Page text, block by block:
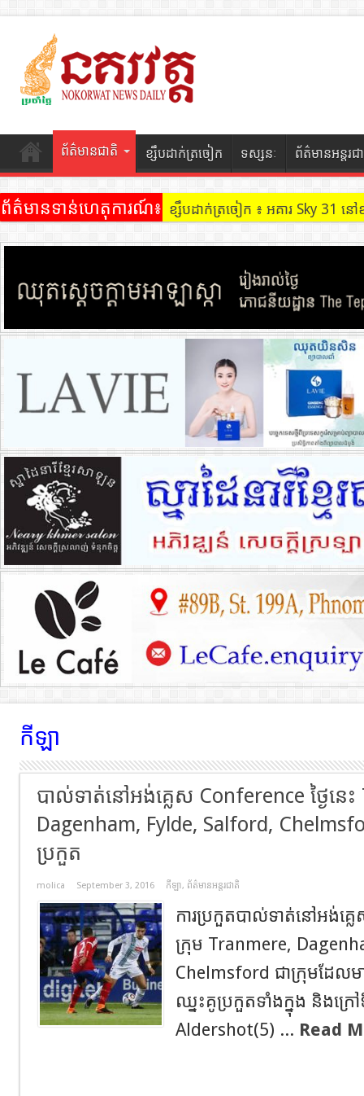
ព័ត៌មានជាតិ ខ្សឹបដាក់ត្រចៀក ទស្សនៈ ព័ត៌មានអន្តរជ
ព័ត៌មានទាន់ហេតុការណ៍៖ ខ្សឹបដាក់ត្រចៀក ៖ អគារ Sky 31
ខ្សឹបដាក់ត្រចៀក ៖ ដល់ករ ! ឈ្មួញដឹក
កីឡា
បាល់ទាត់នៅអង់គ្លេស Conference ថ្ងៃនេ
Dagenham, Fylde, Salford,
ប្រកួត
molica September 3, 2016 កីឡា, ព័ត៌មានអន្តរជាតិ
ការប្រកួតបាល់ទាត់នៅអង់គ្ល
ក្រុម Tranmere,
Chelmsford ជាក្រុមដែលម
ឈ្នះគូប្រកួតទាំងក្នុង និងក្រ
Aldershot(5) ... Read